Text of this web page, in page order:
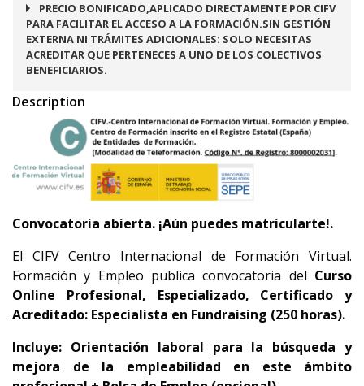
PRECIO BONIFICADO,APLICADO DIRECTAMENTE POR CIFV
PARA FACILITAR EL ACCESO A LA FORMACIÓN.SIN GESTIÓN
EXTERNA NI TRÁMITES ADICIONALES: SOLO NECESITAS
ACREDITAR QUE PERTENECES A UNO DE LOS COLECTIVOS
BENEFICIARIOS.
Description
Convocatoria abierta. ¡Aún puedes matricularte!.
El CIFV Centro Internacional de Formación Virtual.
Formación y Empleo publica convocatoria del Curso
Online Profesional, Especializado, Certificado y
Acreditado: Especialista en Fundraising (250 horas).
Incluye: Orientación laboral para la búsqueda y
mejora de la empleabilidad en este ámbito